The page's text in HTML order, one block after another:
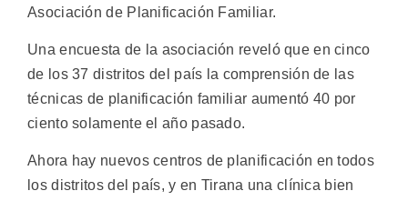
Asociación de Planificación Familiar.
Una encuesta de la asociación reveló que en cinco
de los 37 distritos del país la comprensión de las
técnicas de planificación familiar aumentó 40 por
ciento solamente el año pasado.
Ahora hay nuevos centros de planificación en todos
los distritos del país, y en Tirana una clínica bien